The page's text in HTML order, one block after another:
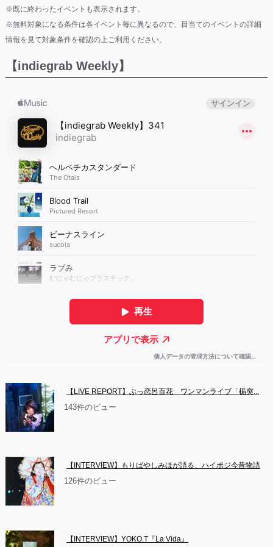
※既に終わったイベントも表示されます。
※無料対象になる条件は各イベント毎に異なるので、目当てのイベントの詳細
情報を見て対象条件を確認の上ご利用ください。
【indiegrab Weekly】
【LIVE REPORT】ぶっ恋呂百花　ワンマンライブ「楯突...
143件のビュー
【INTERVIEW】もりばやしみほが語る、ハイポジ今昔物語
126件のビュー
【INTERVIEW】YOKO.T『La Vida』